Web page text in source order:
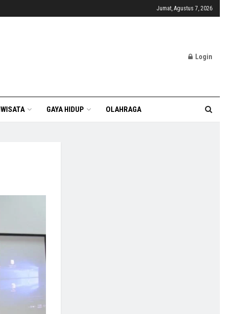
Jumat, Agustus 7, 2026
Login
GAYA HIDUP OLAHRAGA